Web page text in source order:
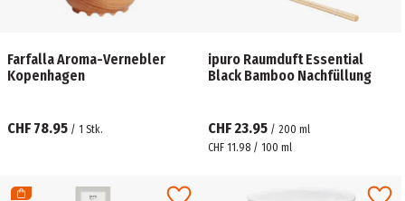
Farfalla Aroma-Vernebler
Kopenhagen
CHF 78.95 / 1 Stk.
ipuro Raumduft Essential
Black Bamboo Nachfüllung
CHF 23.95 / 200 ml
CHF 11.98 / 100 ml